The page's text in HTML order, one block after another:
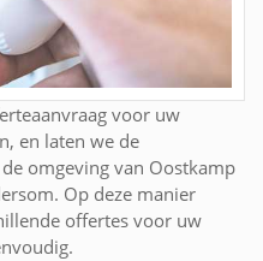
voor uw
en laten we de
omgeving van Oostkamp
Op deze manier
offertes voor uw